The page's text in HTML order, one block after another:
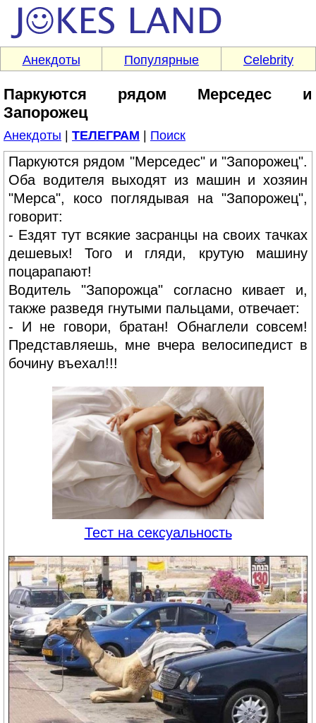
Анекдоты Популярные Celebrity
Паркуются рядом Мерседес и
Запорожец
Анекдоты ТЕЛЕГРАМ Поиск
Паркуются рядом "Мерседес" и "Запорожец".
Оба водителя выходят из машин и хозяин
"Мерса", косо поглядывая на "Запорожец",
говорит:
- Ездят тут всякие засранцы на своих тачках
дешевых! Того и гляди, крутую машину
поцарапают!
Водитель "Запорожца" согласно кивает и,
также разведя гнутыми пальцами, отвечает:
- И не говори, братан! Обнаглели совсем!
Представляешь, мне вчера велосипедист в
бочину въехал!!!
Тест на сексуальность